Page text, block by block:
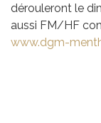
dérouleront le
aussi FM/HF
www.dgm-